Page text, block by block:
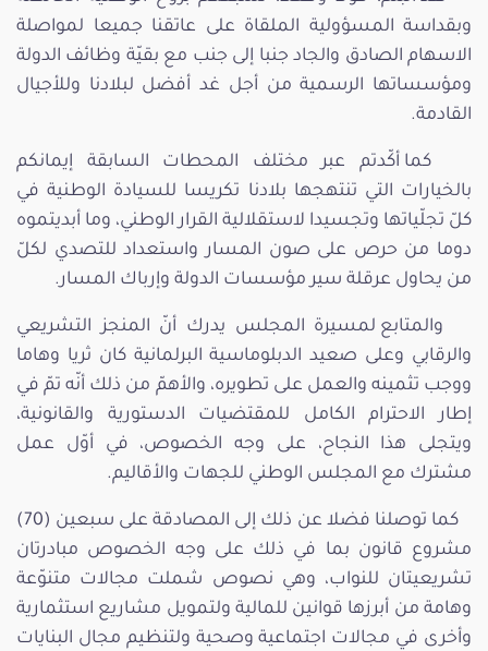
وبقداسة المسؤولية الملقاة على عاتقنا جميعا لمواصلة
الاسهام الصادق والجاد جنبا إلى جنب مع بقيّة وظائف الدولة
ومؤسساتها الرسمية من أجل غد أفضل لبلادنا وللأجيال
القادمة.
كما أكّدتم عبر مختلف المحطات السابقة إيمانكم
بالخيارات التي تنتهجها بلادنا تكريسا للسيادة الوطنية في
كلّ تجلّياتها وتجسيدا لاستقلالية القرار الوطني، وما أبديتموه
دوما من حرص على صون المسار واستعداد للتصدي لكلّ
من يحاول عرقلة سير مؤسسات الدولة وإرباك المسار.
والمتابع لمسيرة المجلس يدرك أنّ المنجز التشريعي
والرقابي وعلى صعيد الدبلوماسية البرلمانية كان ثريا وهاما
ووجب تثمينه والعمل على تطويره، والأهمّ من ذلك أنّه تمّ في
إطار الاحترام الكامل للمقتضيات الدستورية والقانونية،
ويتجلى هذا النجاح، على وجه الخصوص، في أوّل عمل
مشترك مع المجلس الوطني للجهات والأقاليم.
كما توصلنا فضلا عن ذلك إلى المصادقة على سبعين (70)
مشروع قانون بما في ذلك على وجه الخصوص مبادرتان
تشريعيتان للنواب، وهي نصوص شملت مجالات متنوّعة
وهامة من أبرزها قوانين للمالية ولتمويل مشاريع استثمارية
وأخرى في مجالات اجتماعية وصحية ولتنظيم مجال البنايات